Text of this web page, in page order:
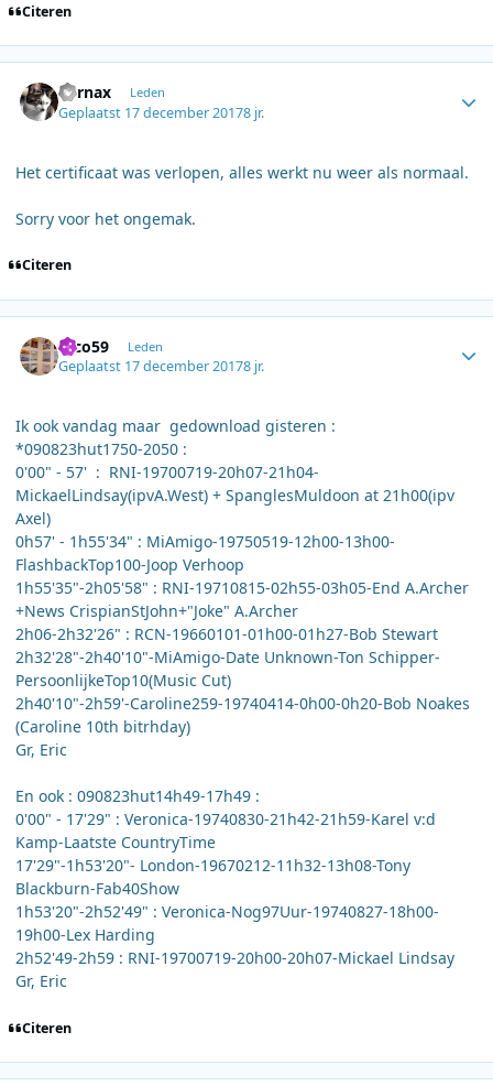
Citeren
Fornax Leden
Geplaatst 17 december 20178 jr.
Het certificaat was verlopen, alles werkt nu weer als normaal.
Sorry voor het ongemak.
Citeren
erco59 Leden
Geplaatst 17 december 20178 jr.
Ik ook vandag maar gedownload gisteren :
*090823hut1750-2050 :
0'00" - 57' : RNI-19700719-20h07-21h04-
MickaelLindsay(ipvA.West) + SpanglesMuldoon at 21h00(ipv
Axel)
0h57' - 1h55'34" : MiAmigo-19750519-12h00-13h00-
FlashbackTop100-Joop Verhoop
1h55'35"-2h05'58" : RNI-19710815-02h55-03h05-End A.Archer
+News CrispianStJohn+"Joke" A.Archer
2h06-2h32'26" : RCN-19660101-01h00-01h27-Bob Stewart
2h32'28"-2h40'10"-MiAmigo-Date Unknown-Ton Schipper-
PersoonlijkeTop10(Music Cut)
2h40'10"-2h59'-Caroline259-19740414-0h00-0h20-Bob Noakes
(Caroline 10th bitrhday)
Gr, Eric
En ook : 090823hut14h49-17h49 :
0'00" - 17'29" : Veronica-19740830-21h42-21h59-Karel v:d
Kamp-Laatste CountryTime
17'29"-1h53'20"- London-19670212-11h32-13h08-Tony
Blackburn-Fab40Show
1h53'20"-2h52'49" : Veronica-Nog97Uur-19740827-18h00-
19h00-Lex Harding
2h52'49-2h59 : RNI-19700719-20h00-20h07-Mickael Lindsay
Gr, Eric
Citeren